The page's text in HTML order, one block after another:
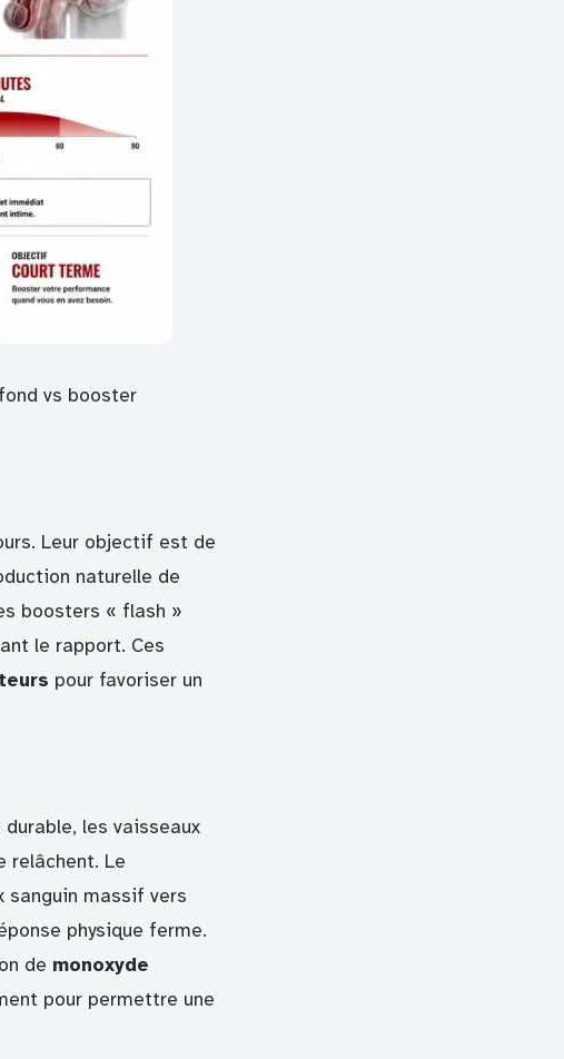
vs booster
Leur objectif est de
naturelle de
boosters « flash »
le rapport. Ces
pour favoriser un
les vaisseaux
relâchent. Le
sanguin massif vers
physique ferme.
de monoxyde
pour permettre une